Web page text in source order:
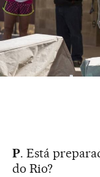
P. Está
do Rio?